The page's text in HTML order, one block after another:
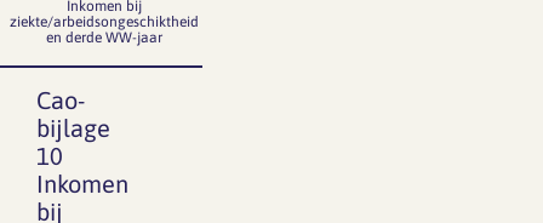
Inkomen bij
ziekte/arbeidsongeschiktheid
en derde WW-jaar
Cao-
bijlage
10
Inkomen
bij